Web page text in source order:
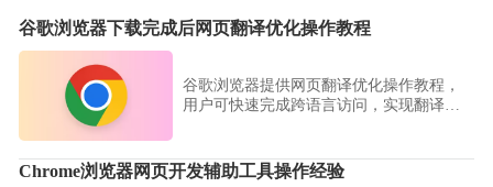
谷歌浏览器下载完成后网页翻译优化操作教程
谷歌浏览器提供网页翻译优化操作教程，
用户可快速完成跨语言访问，实现翻译高
Chrome浏览器网页开发辅助工具操作经验